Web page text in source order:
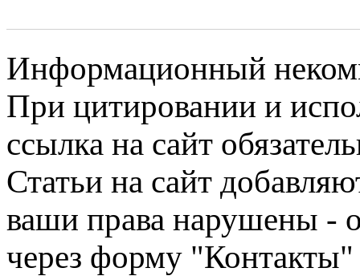
Информационный
При цитировании и
ссылка на сайт
Статьи на сайт
ваши права нарушены -
через форму "Контакты"